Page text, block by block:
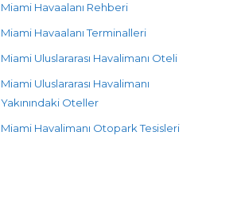
Miami Havaalanı Rehberi
Miami Havaalanı Terminalleri
Miami Uluslararası Havalimanı Oteli
Miami Uluslararası Havalimanı
Yakınındaki Oteller
Miami Havalimanı Otopark Tesisleri